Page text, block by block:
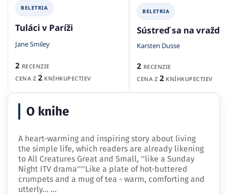
BELETRIA
Tuláci v Paríži
Jane Smiley
2 RECENZIE
CENA Z 2 KNÍHKUPECTIEV
BELETRIA
Sústreď sa na vraždu
Karsten Dusse
2 RECENZIE
CENA Z 2 KNÍHKUPECTIEV
O knihe
A heart-warming and inspiring story about living
the simple life, which readers are already likening
to All Creatures Great and Small, ''like a Sunday
Night ITV drama''''Like a plate of hot-buttered
crumpets and a mug of tea - warm, comforting and
utterly… ...